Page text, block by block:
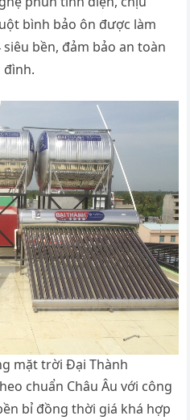
bình bảo ôn được làm
siêu bền, đảm bảo an toàn
đình.
mặt trời Đại Thành
chuẩn Châu Âu với công
bỉ đồng thời giá khá hợp